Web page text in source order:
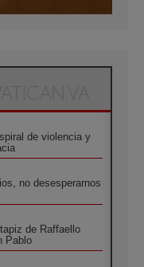
de violencia y
no desesperarnos
de Raffaello
Pablo